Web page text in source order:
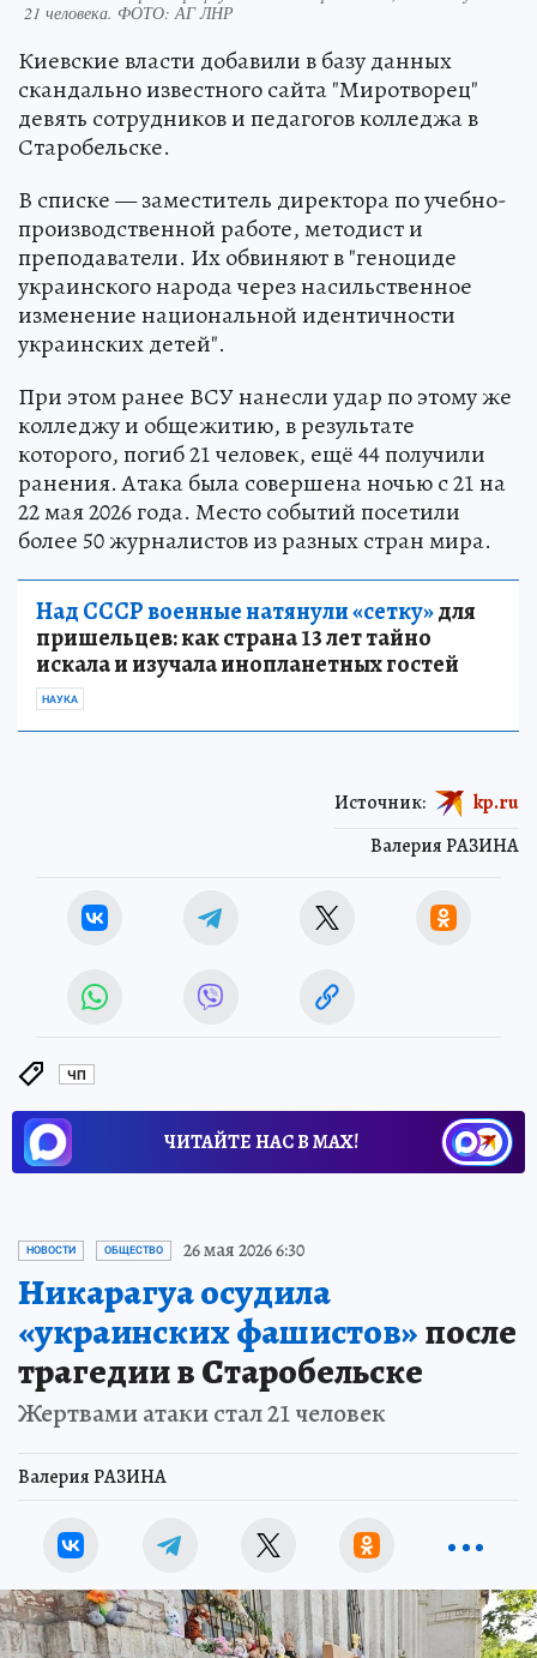
21 человека. ФОТО: АГ ЛНР
Киевские власти добавили в базу данных
скандально известного сайта "Миротворец"
девять сотрудников и педагогов колледжа в
Старобельске.
В списке — заместитель директора по учебно-
производственной работе, методист и
преподаватели. Их обвиняют в "геноциде
украинского народа через насильственное
изменение национальной идентичности
украинских детей".
При этом ранее ВСУ нанесли удар по этому же
колледжу и общежитию, в результате
которого, погиб 21 человек, ещё 44 получили
ранения. Атака была совершена ночью с 21 на
22 мая 2026 года. Место событий посетили
более 50 журналистов из разных стран мира.
Над СССР военные натянули «сетку»для
пришельцев: как страна 13 лет тайно
искала и изучала инопланетных гостей
НАУКА
Валерия РАЗИНА
Источник: kp.ru
ЧП
ЧИТАЙТЕ НАС В МАХ!
НОВОСТИ ОБЩЕСТВО 26 мая 2026 6:30
Никарагуа осудила
«украинских фашистов»после
трагедии в Старобельске
Жертвами атаки стал 21 человек
Валерия РАЗИНА